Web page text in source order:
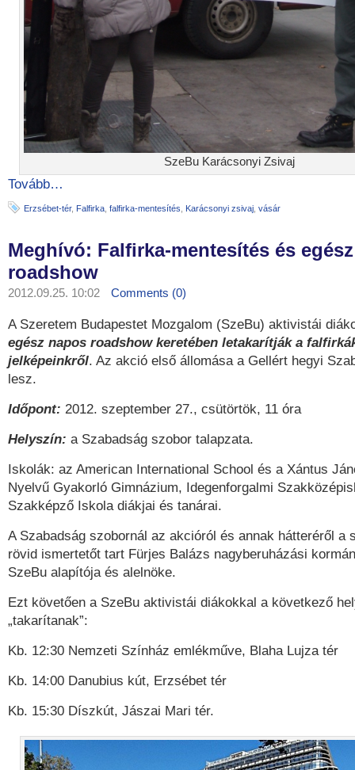
SzeBu Karácsonyi Zsivaj
Tovább…
Erzsébet-tér, Falfirka falfirka-mentesítés Karácsonyi zsivaj vásár
Meghívó: Falfirka-mentesítés és
roadshow
2012.09.25. 10:02 Comments (0)
A Szeretem Budapestet Mozgalom (SzeBu) aktivistái
egész napos roadshow keretében letakarítják a
jelképeinkről. Az akció első állomása a Gellért hegyi
lesz.
Időpont: 2012. szeptember 27., csütörtök, 11 óra
Helyszín: a Szabadság szobor talapzata.
Iskolák: az American International School és a Xántus
Nyelvű Gyakorló Gimnázium, Idegenforgalmi
Szakképző Iskola diákjai és tanárai.
A Szabadság szobornál az akcióról és annak hátteréről a
rövid ismertetőt tart Fürjes Balázs nagyberuházási
SzeBu alapítója és alelnöke.
Ezt követően a SzeBu aktivistái diákokkal a következő
„takarítanak”:
Kb. 12:30 Nemzeti Színház emlékműve, Blaha Lujza tér
Kb. 14:00 Danubius kút, Erzsébet tér
Kb. 15:30 Díszkút, Jászai Mari tér.